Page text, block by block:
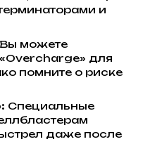
и
Вы можете
для
помните о риске
Специальные
даже после